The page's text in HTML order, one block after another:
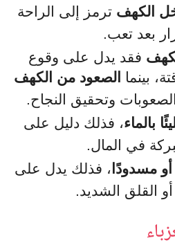
الكهف ترمز إلى الراحة
بعد تعب.
فقد يدل على وقوع
بينما الصعود من الكهف
وتحقيق النجاح.
بالماء، فذلك دليل على
في المال.
مسدودًا ، فذلك يدل على
القلق الشديد.